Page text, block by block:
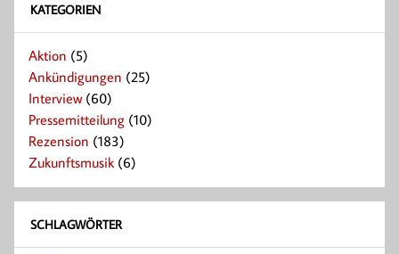
KATEGORIEN
Aktion (5)
Ankündigungen (25)
Interview(60)
Pressemitteilung (10)
Rezension (183)
Zukunftsmusik (6)
SCHLAGWÖRTER